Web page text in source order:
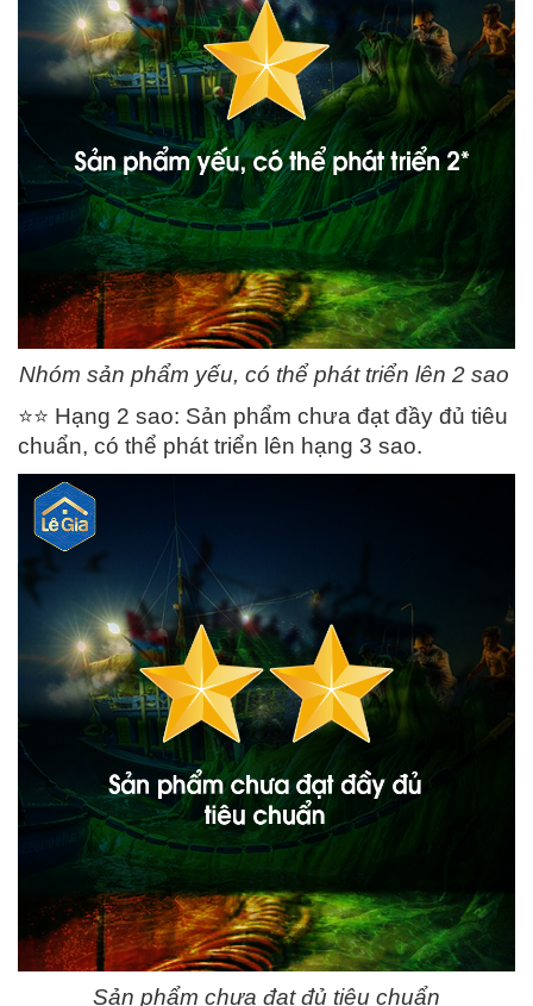
Nhóm sản phẩm yếu, có thể phát triển lên 2 sao
⭐️⭐️ Hạng 2 sao: Sản phẩm chưa đạt đầy đủ tiêu
chuẩn, có thể phát triển lên hạng 3 sao.
Sản phẩm chưa đạt đủ tiêu chuẩn